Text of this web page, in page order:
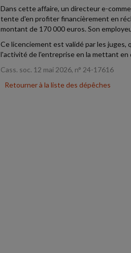
Dans cette affaire, un directeur e-
tente d'en profiter financièrement en
montant de 170 000 euros. Son
Ce licenciement est validé par les
l'activité de l'entreprise en la mettant
Cass. soc. 12 mai 2026, n° 24-17616
Retourner à la liste des dépêches